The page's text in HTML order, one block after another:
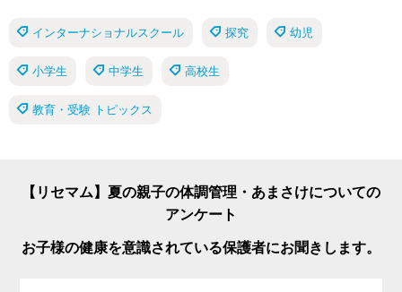
インターナショナルスクール 探究 幼児
小学生 中学生 高校生
教育・受験 トピックス
【リセマム】夏の親子の体調管理・あまさけについての
アンケート
お子様の健康を意識されている保護者にお聞きします。